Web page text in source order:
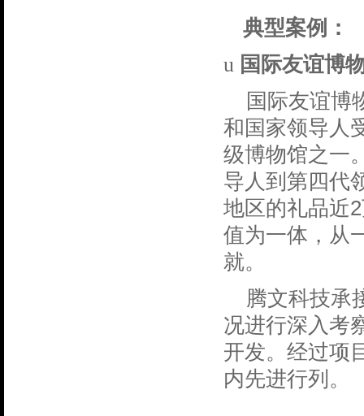
典型案例：
u 国际友谊博
国际友谊博
和国家领导人
级博物馆之一
导人到第四代
地区的礼品近2
值为一体，从
就。
腾文科技承
况进行深入考
开发。经过项
内先进行列。